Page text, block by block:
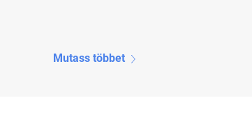
Mutass többet